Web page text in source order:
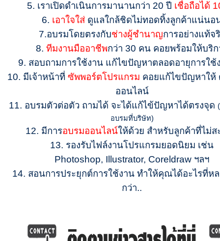
5. เราเปิดดำเนินการมานานกว่า 20 ปี เชื่อถือได้
6. เอาใจใส่ ดูแลใกล้ชิดไม่ทอดทิ้งลูกค้าแน่นอ
7.อบรมโดยตรงกับช่างผู้ชำนาญการอย่างแท้จ
8. ทีมงานมืออาชีพกว่า 30 คน คอยพร้อมให้บริก
9. สอบถามการใช้งาน แก้ไขปัญหาตลอดอายุการใ
10. มีเจ้าหน้าที่ซัพพอร์ตโปรแกรม คอยแก้ไขปัญหาให้
ออนไลน์
11. อบรมตัวต่อตัว ถามได้ จะได้แก้ไข้ปัญหาได้ตรงจุด
อบรมที่บริษัท)
12. มีการอบรมออนไลน์ให้ด้วย สำหรับลูกค้าที่ไม่ส
13. รองรับไฟล์งานโปรแกรมยอดนิยม เช่น
Photoshop, Illustrator, Coreldraw ฯลฯ
14. สอนการประยุกต์การใช้งาน ทำให้คุณได้อะไรที่ห
กว่า..